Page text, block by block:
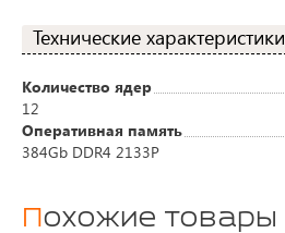
Технические характеристики
Количество ядер
12
Оперативная память
384Gb DDR4 2133P
Похожие товары